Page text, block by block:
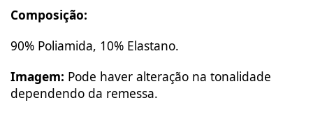
Composição:
90% Poliamida, 10% Elastano.
Imagem: Pode haver alteração na tonalidade
dependendo da remessa.